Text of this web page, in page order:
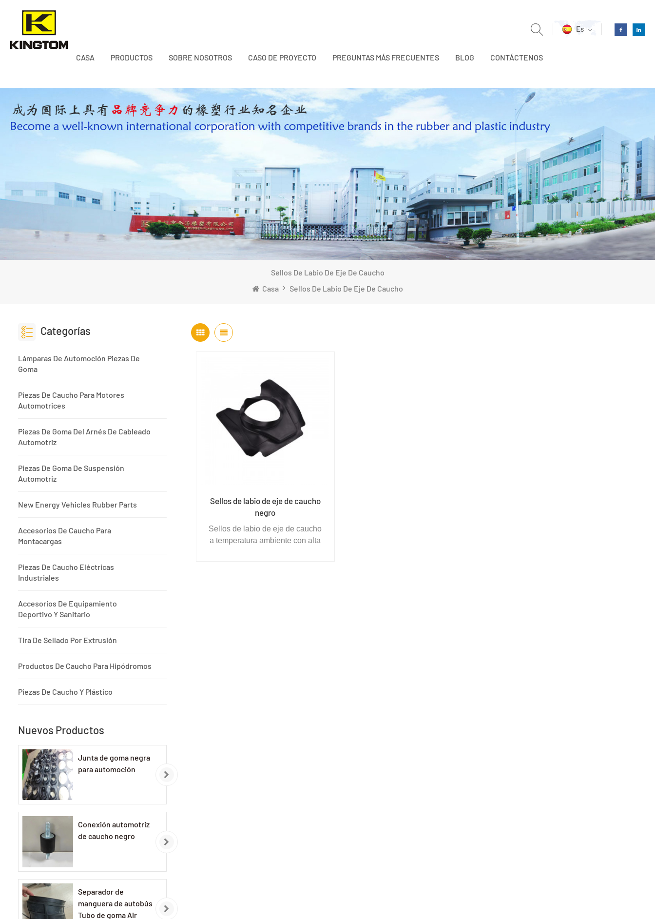
Es
CASA PRODUCTOS SOBRE NOSOTROS CASO DE PROYECTO PREGUNTAS MÁS FRECUENTES BLOG CONTÁCTENOS
Sellos De Labio De Eje De Caucho
Casa
Sellos De Labio De Eje De Caucho
Categorías
Lámparas De Automoción Piezas De
Goma
Piezas De Caucho Para Motores
Automotrices
Piezas De Goma Del Arnés De Cableado
Automotriz
Piezas De Goma De Suspensión
Automotriz
New Energy Vehicles Rubber Parts
Accesorios De Caucho Para
Montacargas
Piezas De Caucho Eléctricas
Industriales
Accesorios De Equipamiento
Deportivo Y Sanitario
Tira De Sellado Por Extrusión
Productos De Caucho Para Hipódromos
Piezas De Caucho Y Plástico
Nuevos Productos
Junta de goma negra
para automoción
Conexión automotriz
de caucho negro
Separador de
manguera de autobús
Tubo de goma Air
Sellos de labio de eje de caucho
negro
Sellos de labio de eje de caucho
a temperatura ambiente con alta